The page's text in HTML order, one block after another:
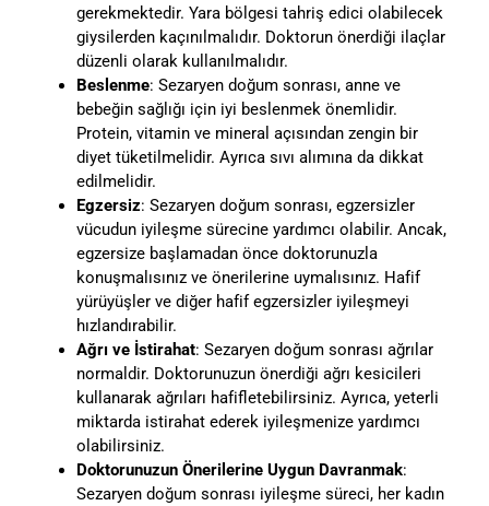
gerekmektedir. Yara bölgesi tahriş edici olabilecek
giysilerden kaçınılmalıdır. Doktorun önerdiği ilaçlar
düzenli olarak kullanılmalıdır.
Beslenme: Sezaryen doğum sonrası, anne ve
bebeğin sağlığı için iyi beslenmek önemlidir.
Protein, vitamin ve mineral açısından zengin bir
diyet tüketilmelidir. Ayrıca sıvı alımına da dikkat
edilmelidir.
Egzersiz: Sezaryen doğum sonrası, egzersizler
vücudun iyileşme sürecine yardımcı olabilir. Ancak,
egzersize başlamadan önce doktorunuzla
konuşmalısınız ve önerilerine uymalısınız. Hafif
yürüyüşler ve diğer hafif egzersizler iyileşmeyi
hızlandırabilir.
Ağrı ve İstirahat: Sezaryen doğum sonrası ağrılar
normaldir. Doktorunuzun önerdiği ağrı kesicileri
kullanarak ağrıları hafifletebilirsiniz. Ayrıca, yeterli
miktarda istirahat ederek iyileşmenize yardımcı
olabilirsiniz.
Doktorunuzun Önerilerine Uygun Davranmak:
Sezaryen doğum sonrası iyileşme süreci, her kadın